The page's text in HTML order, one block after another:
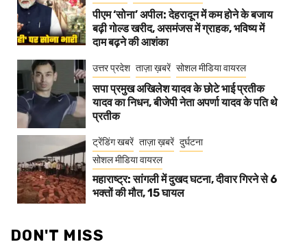
पीएम ‘सोना’ अपील: देहरादून में कम होने के बजाय
बढ़ी गोल्ड खरीद, असमंजस में ग्राहक, भविष्य में
दाम बढ़ने की आशंका
उत्तर प्रदेश ताज़ा ख़बरें सोशल मीडिया वायरल
सपा प्रमुख अखिलेश यादव के छोटे भाई प्रतीक
यादव का निधन, बीजेपी नेता अपर्णा यादव के पति थे
प्रतीक
ट्रेंडिंग खबरें ताज़ा ख़बरें दुर्घटना
सोशल मीडिया वायरल
महाराष्ट्र: सांगली में दुखद घटना, दीवार गिरने से 6
भक्तों की मौत, 15 घायल
DON'T MISS